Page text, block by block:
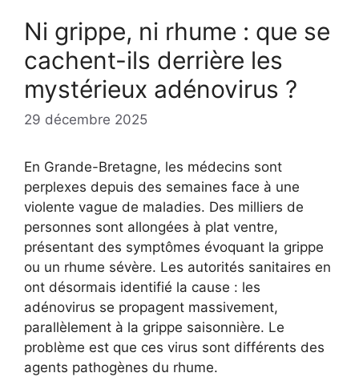
Ni grippe, ni rhume : que se
cachent-ils derrière les
mystérieux adénovirus ?
29 décembre 2025
En Grande-Bretagne, les médecins sont
perplexes depuis des semaines face à une
violente vague de maladies. Des milliers de
personnes sont allongées à plat ventre,
présentant des symptômes évoquant la grippe
ou un rhume sévère. Les autorités sanitaires en
ont désormais identifié la cause : les
adénovirus se propagent massivement,
parallèlement à la grippe saisonnière. Le
problème est que ces virus sont différents des
agents pathogènes du rhume.